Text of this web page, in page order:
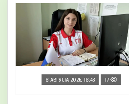
8 АВГУСТА 2026, 18:43 17